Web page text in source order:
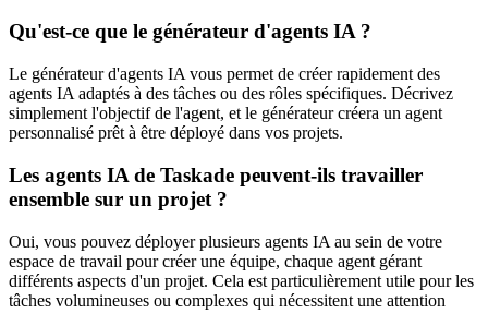
Qu'est-ce que le générateur d'agents IA ?
Le générateur d'agents IA vous permet de créer rapidement des
agents IA adaptés à des tâches ou des rôles spécifiques. Décrivez
simplement l'objectif de l'agent, et le générateur créera un agent
personnalisé prêt à être déployé dans vos projets.
Les agents IA de Taskade peuvent-ils travailler
ensemble sur un projet ?
Oui, vous pouvez déployer plusieurs agents IA au sein de votre
espace de travail pour créer une équipe, chaque agent gérant
différents aspects d'un projet. Cela est particulièrement utile pour les
tâches volumineuses ou complexes qui nécessitent une attention